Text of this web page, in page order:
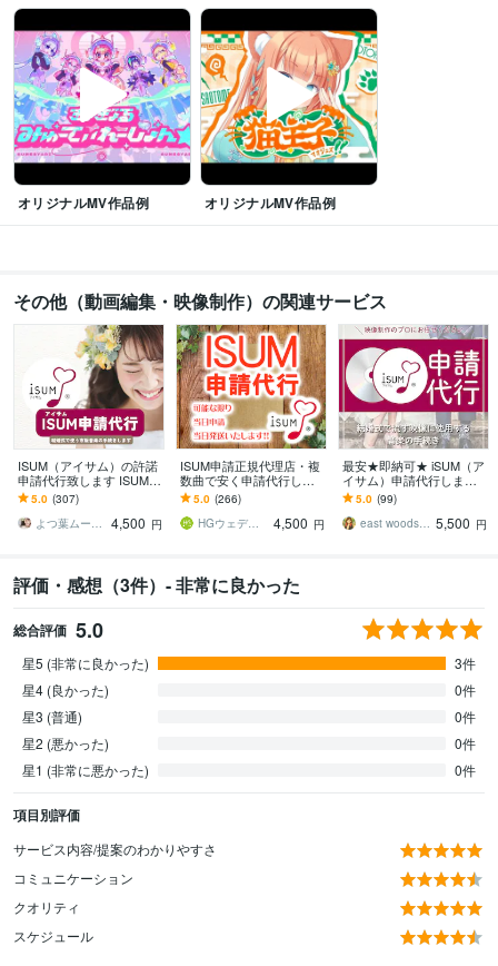
オリジナルMV作品例 オリジナルMV作品例
その他（動画編集・映像制作）の関連サービス
ISUM（アイサム）の許諾
申請代行致します ISUM申
請まるわかり動画付で初
めてでも安心♪
5.0 (307)
よつ葉ムービー
4,500 円
ISUM申請正規代理店・複
数曲で安く申請代行しま
す 4曲申請時は1曲あたり
3,750円!! 許諾書・シー
ル郵送
5.0 (266)
HGウェディングムービー
4,500 円
最安★即納可★ iSUM（ア
イサム）申請代行します
複数曲の申請も承りま
す！許諾証発送も可能。
5.0 (99)
east woods movie 5,500 円
評価・感想（3件）- 非常に良かった
総合評価 5.0
星5 (非常に良かった)
3件
星4 (良かった)
0件
星3 (普通)
0件
星2 (悪かった)
0件
星1 (非常に悪かった)
0件
項目別評価
サービス内容/提案のわかりやすさ
コミュニケーション
クオリティ
スケジュール